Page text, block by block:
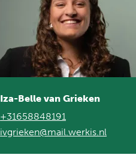
Iza-Belle van Grieken
+31658848191
ivgrieken@mail.werkis.nl